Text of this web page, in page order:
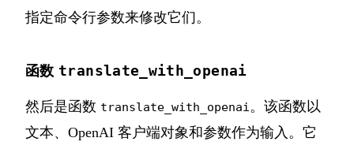
指定命令行参数来修改它们。
函数 translate_with_openai
然后是函数 translate_with_openai 。该函数以
文本、OpenAI 客户端对象和参数作为输入。它